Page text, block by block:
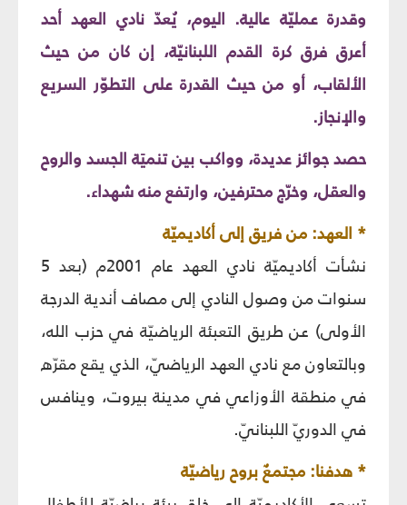
وقدرة عمليّة عالية. اليوم، يُعدّ نادي العهد أحد
أعرق فرق كرة القدم اللبنانيّة، إن كان من حيث
الألقاب، أو من حيث القدرة على التطوّر السريع
والإنجاز.
حصد جوائز عديدة، وواكب بين تنميَة الجسد والروح
والعقل، وخرّج محترفين، وارتفع منه شهداء.
* العهد: من فريق إلى أكاديميّة
نشأت أكاديميّة نادي العهد عام 2001م (بعد 5
سنوات من وصول النادي إلى مصاف أندية الدرجة
الأولى) عن طريق التعبئة الرياضيّة في حزب الله،
وبالتعاون مع نادي العهد الرياضيّ، الذي يقع مقرّه
في منطقة الأوزاعي في مدينة بيروت، وينافس
في الدوريّ اللبنانيّ.
* هدفنا: مجتمعٌ بروح رياضيّة